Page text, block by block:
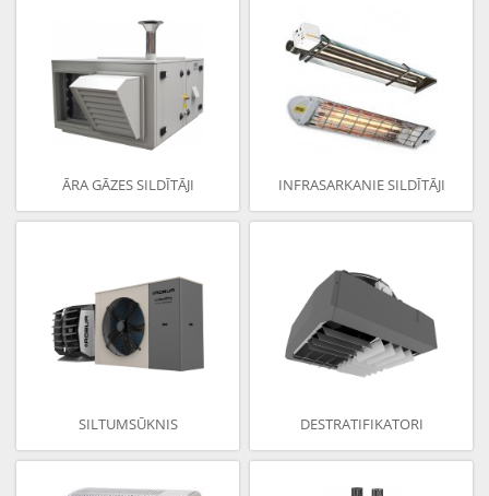
ĀRA GĀZES SILDĪTĀJI INFRASARKANIE SILDĪTĀJI
SILTUMSŪKNIS DESTRATIFIKATORI